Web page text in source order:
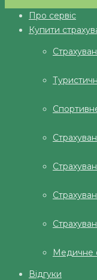
Про сервіс
Купити
Медичне
Відгуки